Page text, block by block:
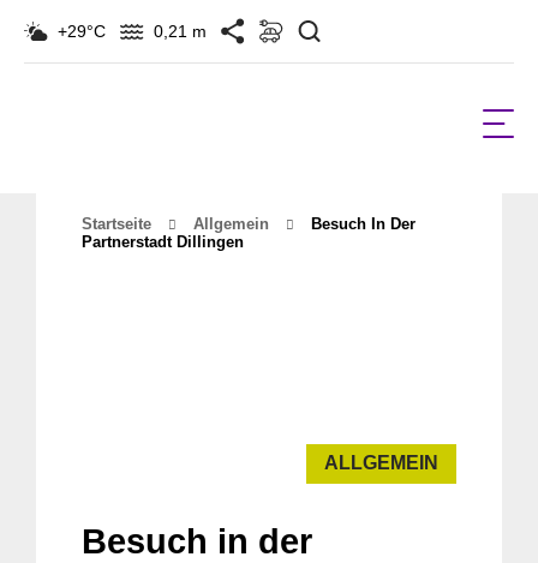
+29°C 0,21 m
Startseite Allgemein
Besuch In Der
Partnerstadt Dillingen
ALLGEMEIN
Besuch in der